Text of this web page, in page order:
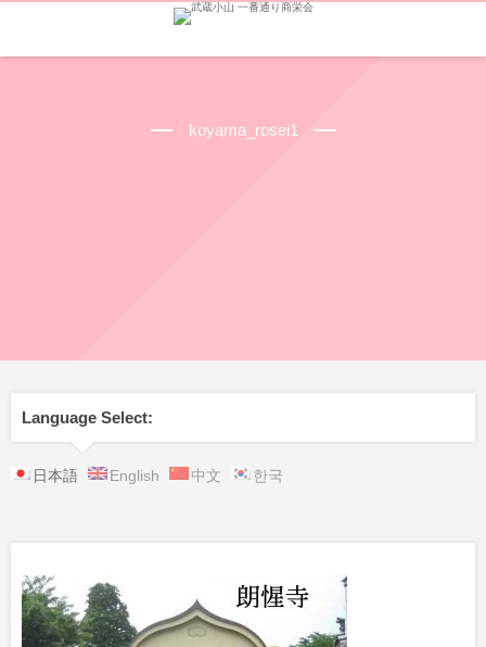
koyama_rosei1
Language Select:
日本語 English 中文 한국